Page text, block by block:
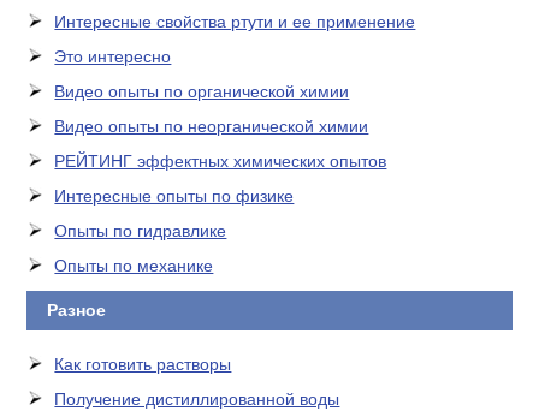
Интересные свойства ртути и ее применение
Это интересно
Видео опыты по органической химии
Видео опыты по неорганической химии
РЕЙТИНГ эффектных химических опытов
Интересные опыты по физике
Опыты по гидравлике
Опыты по механике
Разное
Как готовить растворы
Получение дистиллированной воды